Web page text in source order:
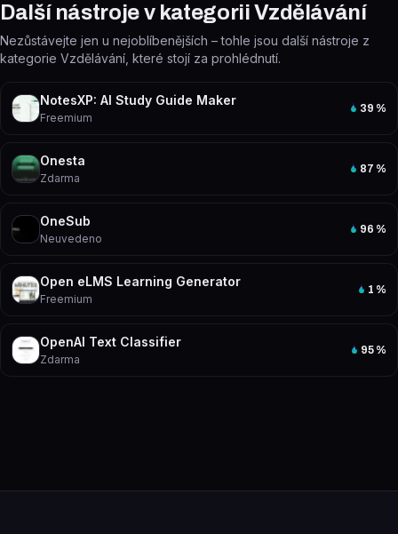
Další nástroje v kategorii Vzdělávání
Nezůstávejte jen u nejoblíbenějších – tohle jsou další nástroje z
kategorie Vzdělávání, které stojí za prohlédnutí.
NotesXP: AI Study Guide Maker
Freemium
39 %
Onesta
Zdarma
87 %
OneSub
Neuvedeno
96 %
Open eLMS Learning Generator
Freemium
1 %
OpenAI Text Classifier
Zdarma
95 %